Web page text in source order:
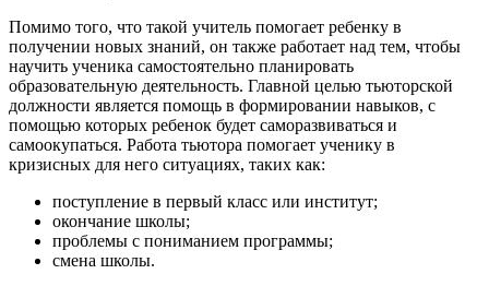
Помимо того, что такой учитель помогает ребенку в
получении новых знаний, он также работает над тем, чтобы
научить ученика самостоятельно планировать
образовательную деятельность. Главной целью тьюторской
должности является помощь в формировании навыков, с
помощью которых ребенок будет саморазвиваться и
самоокупаться. Работа тьютора помогает ученику в
кризисных для него ситуациях, таких как:
поступление в первый класс или институт;
окончание школы;
проблемы с пониманием программы;
смена школы.